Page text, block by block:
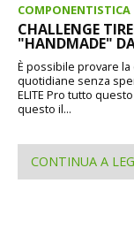
COMPONENTISTICA
CHALLENGE
"HANDMADE"
È possibile provare la
quotidiane senza
ELITE Pro tutto
questo il...
CONTINUA A